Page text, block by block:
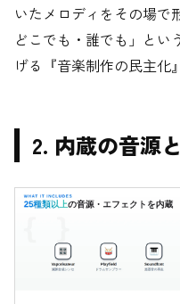
いたメロディをその場
どこでも・誰でも」とい
げる『音楽制作の民主化
2. 内蔵の音源